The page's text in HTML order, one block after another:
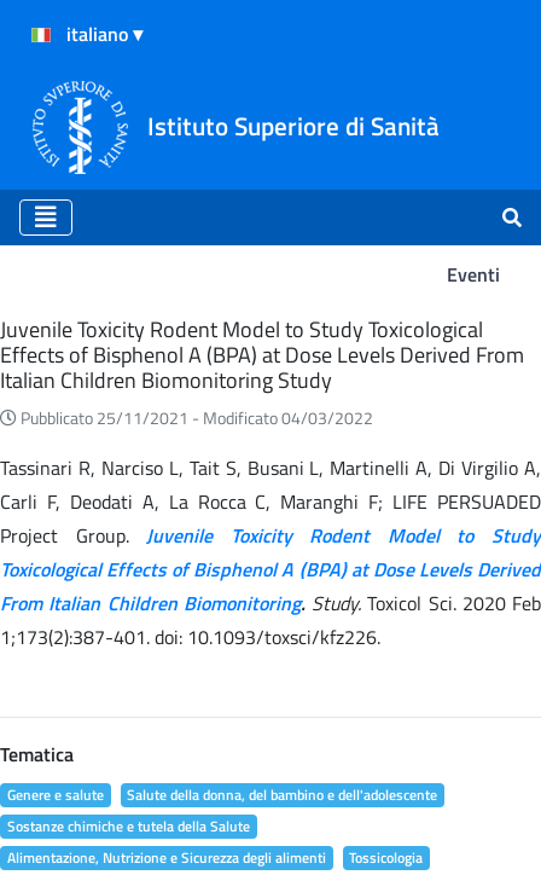
Istituto Superiore di Sanità
Eventi
Eventi
Juvenile Toxicity Rodent Model to Study Toxicological
Effects of Bisphenol A (BPA) at Dose Levels Derived From
Italian Children Biomonitoring Study
Pubblicato 25/11/2021 - Modificato 04/03/2022
Tassinari R, Narciso L, Tait S, Busani L, Martinelli A, Di Virgilio A,
Carli F, Deodati A, La Rocca C, Maranghi F; LIFE PERSUADED
Project Group.Juvenile Toxicity Rodent Model to Study
Toxicological Effects of Bisphenol A (BPA) at Dose Levels Derived
From Italian Children Biomonitoring.Study. Toxicol Sci. 2020 Feb
1;173(2):387-401. doi: 10.1093/toxsci/kfz226.
Tematica
Genere e salute
Salute della donna, del bambino e dell'adolescente
Sostanze chimiche e tutela della Salute
Alimentazione, Nutrizione e Sicurezza degli alimenti
Tossicologia